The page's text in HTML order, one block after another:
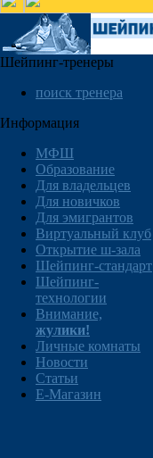
Шейпинг-тренеры
поиск тренера
Информация
МФШ
Образование
Для владельцев
Для новичков
Для эмигрантов
Виртуальный клуб
Открытие ш-зала
Шейпинг-стандарт
Шейпинг-
технологии
Внимание,
жулики!
Личные комнаты
Новости
Статьи
E-Магазин